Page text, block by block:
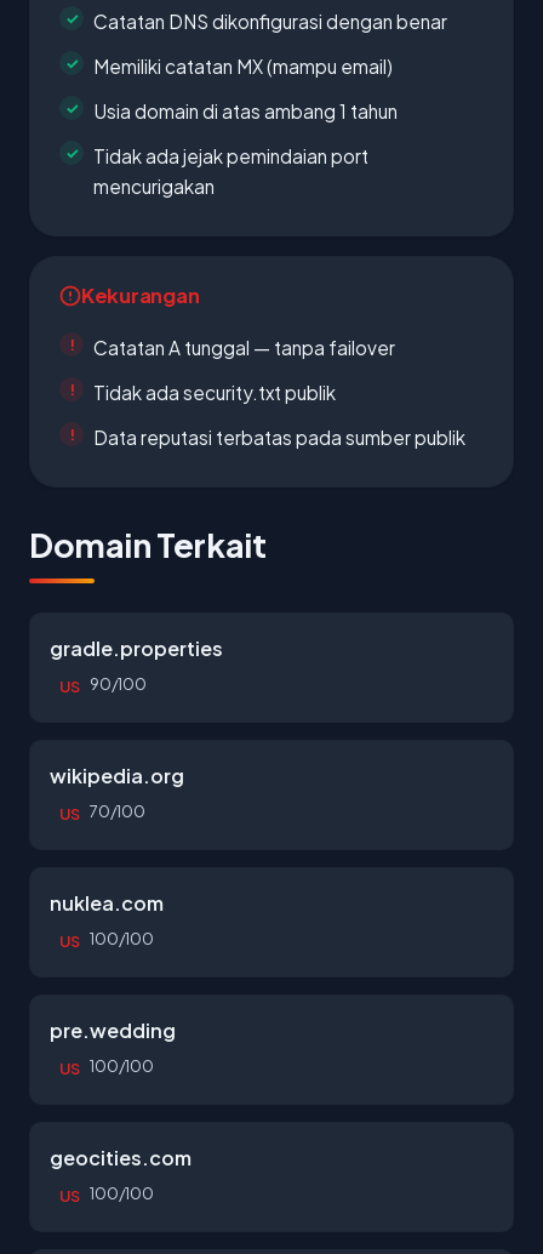
Catatan DNS dikonfigurasi dengan benar
Memiliki catatan MX (mampu email)
Usia domain di atas ambang 1 tahun
Tidak ada jejak pemindaian port
mencurigakan
Kekurangan
Catatan A tunggal — tanpa failover
Tidak ada security.txt publik
Data reputasi terbatas pada sumber publik
Domain Terkait
gradle.properties
US 90/100
wikipedia.org
US 70/100
nuklea.com
US 100/100
pre.wedding
US 100/100
geocities.com
US 100/100